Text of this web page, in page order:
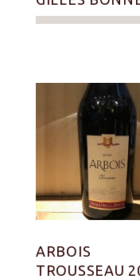
ARBOIS
TROUSSEAU